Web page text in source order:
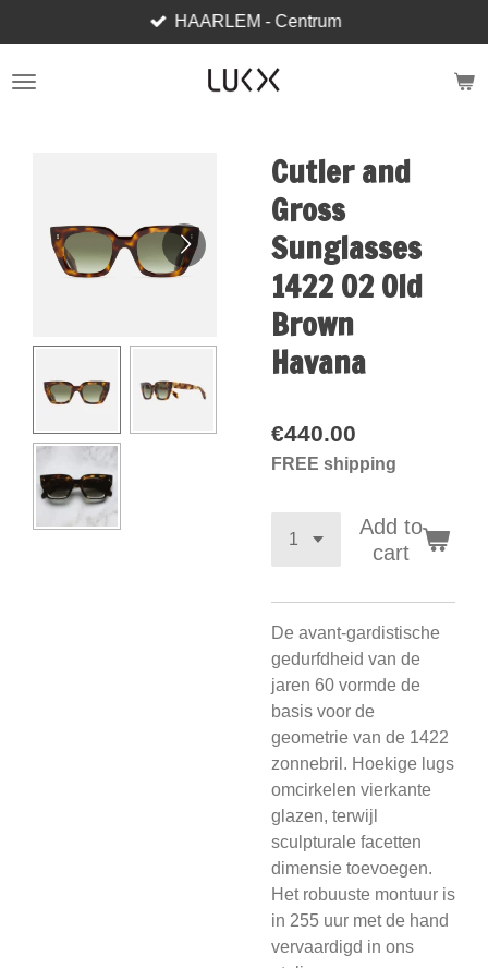
to
main
HAARLEM - Centrum
Cutler and
Gross
Sunglasses
1422 02 Old
Brown
Havana
€440.00
FREE shipping
Add to
cart
De avant-gardistische
gedurfdheid van de
jaren 60 vormde de
basis voor de
geometrie van de 1422
zonnebril. Hoekige lugs
omcirkelen vierkante
glazen, terwijl
sculpturale facetten
dimensie toevoegen.
Het robuuste montuur is
in 255 uur met de hand
vervaardigd in ons